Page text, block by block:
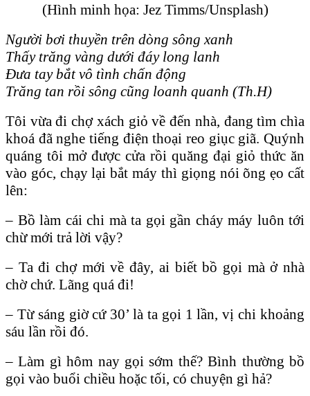
(Hình minh họa: Jez Timms/Unsplash)
Người bơi thuyền trên dòng sông xanh
Thấy trăng vàng dưới đáy long lanh
Đưa tay bắt vô tình chấn động
Trăng tan rồi sông cũng loanh quanh (Th.H)
Tôi vừa đi chợ xách giỏ về đến nhà, đang tìm chìa
khoá đã nghe tiếng điện thoại reo giục giã. Quýnh
quáng tôi mở được cửa rồi quăng đại giỏ thức ăn
vào góc, chạy lại bắt máy thì giọng nói õng ẹo cất
lên:
– Bồ làm cái chi mà ta gọi gần cháy máy luôn tới
chừ mới trả lời vậy?
– Ta đi chợ mới về đây, ai biết bồ gọi mà ở nhà
chờ chứ. Lãng quá đi!
– Từ sáng giờ cứ 30’ là ta gọi 1 lần, vị chi khoảng
sáu lần rồi đó.
– Làm gì hôm nay gọi sớm thế? Bình thường bồ
gọi vào buổi chiều hoặc tối, có chuyện gì hả?